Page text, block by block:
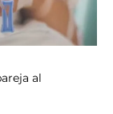
al